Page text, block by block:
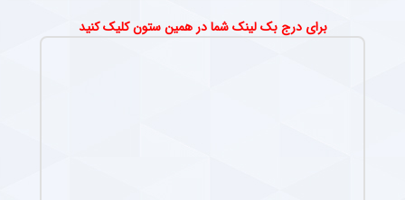
ممانعت باشگاه آلومینیوم از انتقال ستاره جوان خود به تیم‌های مدعی + عکس